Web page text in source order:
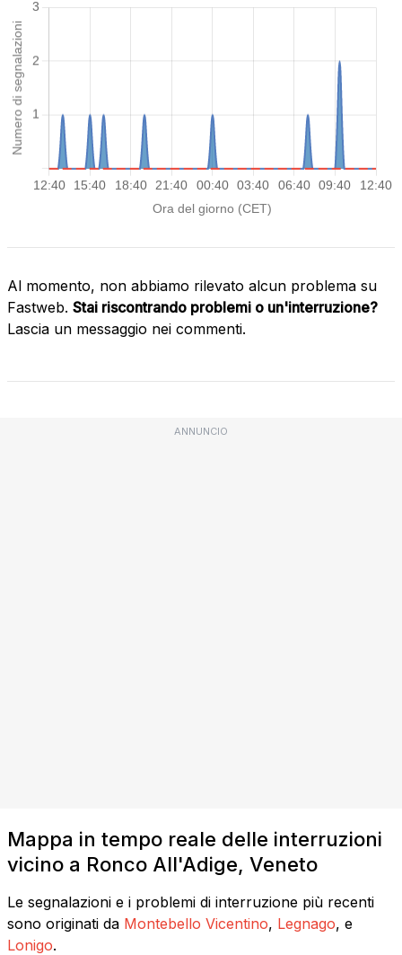
Al momento, non abbiamo rilevato alcun problema su
Fastweb. Stai riscontrando problemi o un'interruzione?
Lascia un messaggio nei commenti.
ANNUNCIO
Mappa in tempo reale delle interruzioni
vicino a Ronco All'Adige, Veneto
Le segnalazioni e i problemi di interruzione più recenti
sono originati da Montebello Vicentino, Legnago, e
Lonigo.